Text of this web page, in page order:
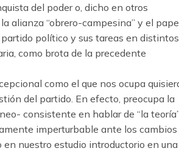
del poder o, dicho en otros
alianza “obrero-campesina” y el
político y sus tareas en distintos
como brota de la precedente
como el que nos ocupa
del partido. En efecto, preocupa la
consistente en hablar de “la teoría”
imperturbable ante los cambios
nuestro estudio introductorio en una